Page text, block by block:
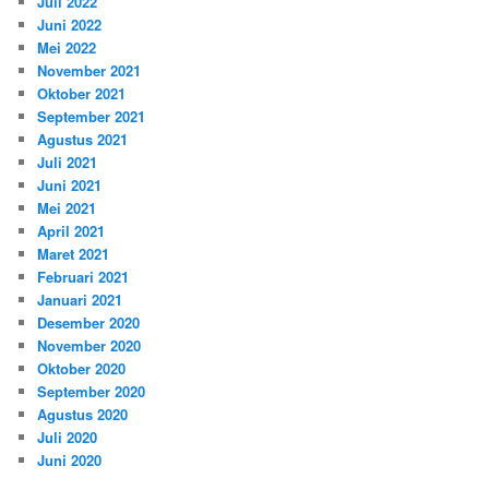
Juni 2022
Mei 2022
November 2021
Oktober 2021
September 2021
Agustus 2021
Juli 2021
Juni 2021
Mei 2021
April 2021
Maret 2021
Februari 2021
Januari 2021
Desember 2020
November 2020
Oktober 2020
September 2020
Agustus 2020
Juli 2020
Juni 2020